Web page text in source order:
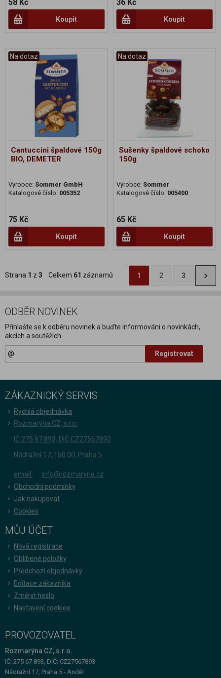
58 Kč
Koupit
36 Kč
Koupit
Na dotaz
Cantuccini špaldové 150g
BIO, DEMETER
Výrobce: Sommer GmbH
Katalogové číslo: 005352
75 Kč
Koupit
Na dotaz
Sušenky špaldové schoko
150g
Výrobce: Sommer
Katalogové číslo: 005400
65 Kč
Koupit
Strana 1 z 3 Celkem 61 záznamů 1 2 3
ODBĚR NOVINEK
Přihlašte se k odběru novinek a buďte informováni o novinkách,
akcích a soutěžích.
Registrovat
ZÁKAZNICKÝ SERVIS
Rychlá objednávka
Rozmarýna CZ, s.r.o.
IČ 275 67 893, DIČ CZ27567893
Nádražní 17, 150 00, Praha 5
email:
info@rozmaryna.cz
Obchodní podmínky
Jak nakupovat
Cookies
MŮJ ÚČET
Nová registrace
Oblíbené položky
Předchozí objednávky
Editace zákazníka
Změnit heslo
Nastavení cookies
PROVOZOVATEL
Rozmarýna CZ, s.r.o.
IČ: 275 67 893, DIČ: CZ27567893
Nádražní 17, Praha 5 - Anděl